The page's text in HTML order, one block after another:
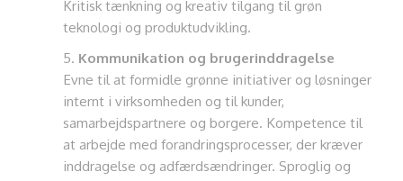
Kritisk tænkning og kreativ tilgang til grøn
teknologi og produktudvikling.
Kommunikation og brugerinddragelse
Evne til at formidle grønne initiativer og løsninger
internt i virksomheden og til kunder,
samarbejdspartnere og borgere. Kompetence til
at arbejde med forandringsprocesser, der kræver
inddragelse og adfærdsændringer. Sproglig og